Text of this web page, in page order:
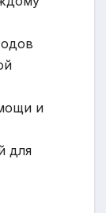
и
для